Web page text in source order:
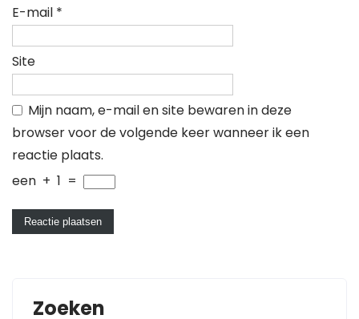
E-mail *
Site
Mijn naam, e-mail en site bewaren in deze
browser voor de volgende keer wanneer ik een
reactie plaats.
een + 1 =
Zoeken